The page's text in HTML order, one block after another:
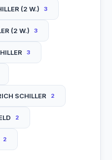
(2 W.) 3
(2 W.) 3
3
SCHILLER 2
2
2